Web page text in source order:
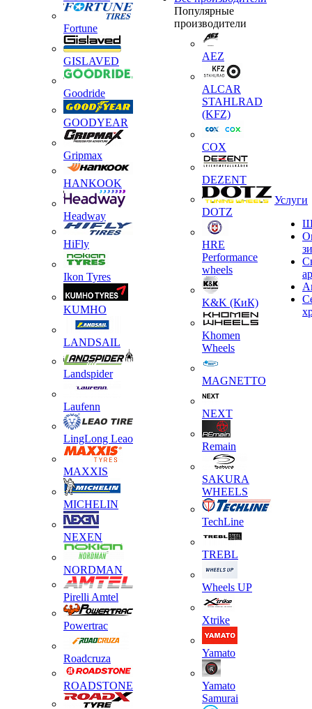
Fortune
GISLAVED
Goodride
GOODYEAR
Gripmax
HANKOOK
Headway
HiFly
Ikon Tyres
KUMHO
LANDSAIL
Landspider
Laufenn
LingLong Leao
MAXXIS
MICHELIN
NEXEN
NORDMAN
Pirelli Amtel
Powertrac
Roadcruza
ROADSTONE
Популярные
производители
AEZ
ALCAR
STAHLRAD
(KFZ)
COX
DEZENT
DOTZ
HRE
Performance
wheels
K&K (КиК)
Khomen
Wheels
MAGNETTO
NEXT
Remain
SAKURA
WHEELS
TechLine
TREBL
Wheels UP
Xtrike
Yamato
Yamato
Samurai
Услуги